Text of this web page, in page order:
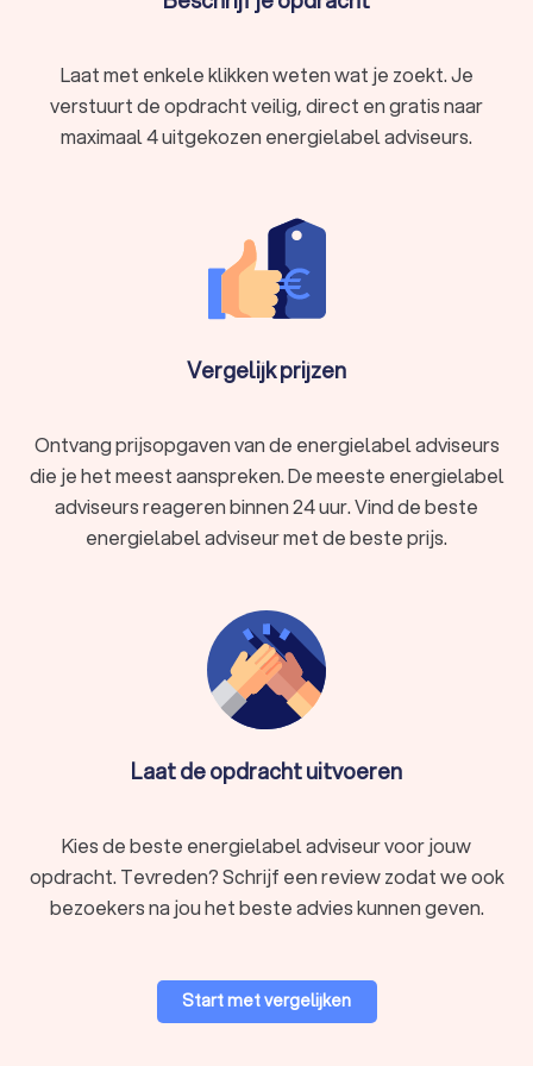
en beoordelingen vergelijken. Zo ben je verzekerd van een
gecertificeerde energielabel adviseur in Leeuwarden die je
kan helpen bij het verkrijgen van het energielabel voor je
Laat met enkele klikken weten wat je zoekt. Je
verstuurt de opdracht veilig, direct en gratis naar
maximaal 4 uitgekozen energielabel adviseurs.
Vergelijk prijzen
Ontvang prijsopgaven van de energielabel adviseurs
die je het meest aanspreken. De meeste energielabel
adviseurs reageren binnen 24 uur. Vind de beste
energielabel adviseur met de beste prijs.
Laat de opdracht uitvoeren
Kies de beste energielabel adviseur voor jouw
opdracht. Tevreden? Schrijf een review zodat we ook
bezoekers na jou het beste advies kunnen geven.
Start met vergelijken